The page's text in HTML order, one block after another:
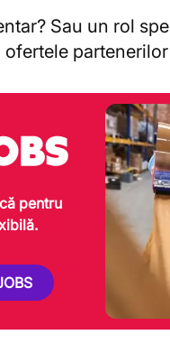
Sau un rol
pentru